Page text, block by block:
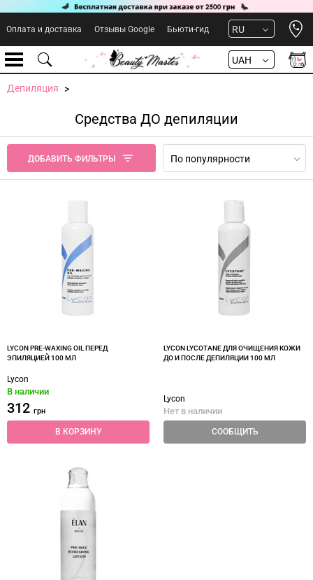
Оплата и доставка Отзывы Google Бьюти-гид RU
UAH
Депиляция
Средства ДО депиляции
ДОБАВИТЬ ФИЛЬТРЫ По популярности
LYCON PRE-WAXING OIL ПЕРЕД
ЭПИЛЯЦИЕЙ 100 МЛ
Lycon
В наличии
312 грн
В КОРЗИНУ
LYCON LYCOTANE ДЛЯ ОЧИЩЕНИЯ КОЖИ
ДО И ПОСЛЕ ДЕПИЛЯЦИИ 100 МЛ
Lycon
Нет в наличии
СООБЩИТЬ